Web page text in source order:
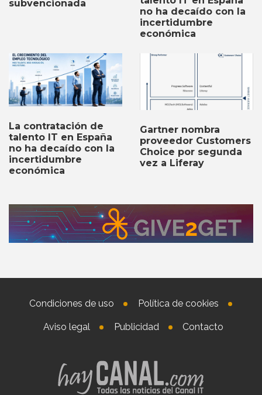
subvencionada
no ha decaído con la
incertidumbre
económica
La contratación de
talento IT en España
no ha decaído con la
incertidumbre
económica
Gartner nombra
proveedor Customers
Choice por segunda
vez a Liferay
Condiciones de uso Política de cookies
Aviso legal Publicidad Contacto